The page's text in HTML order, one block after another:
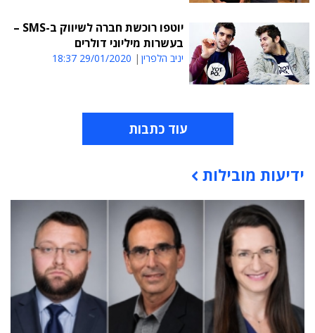
יוטפו רוכשת חברה לשיווק ב-SMS –
בעשרות מיליוני דולרים
יניב הלפרין 29/01/2020 18:37
עוד כתבות
תוכן פרסומי
ידיעות מובילות